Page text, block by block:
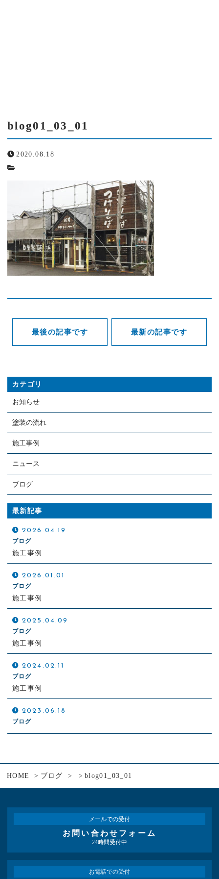
塗装の流れ
お問い合わせ
CONTACT
見積もりのご依頼はこちら！
24時間受付中
お電話での受付
blog01_03_01
2020.08.18
最後の記事です 最新の記事です
カテゴリ
お知らせ
塗装の流れ
施工事例
ニュース
ブログ
最新記事
2026.04.19
ブログ
施工事例
2026.01.01
ブログ
施工事例
2025.04.09
ブログ
施工事例
2024.02.11
ブログ
施工事例
2023.06.18
ブログ
HOME ブログ blog01_03_01
メールでの受付
お問い合わせフォーム
24時間受付中
お電話での受付